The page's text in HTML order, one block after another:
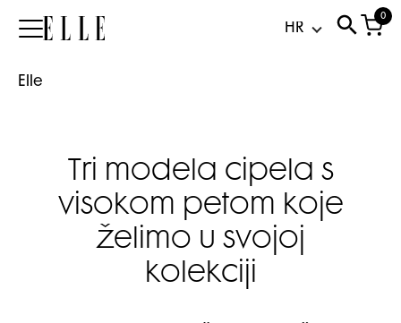
Elle
0
Elle
Tri modela cipela s
visokom petom koje
želimo u svojoj
kolekciji